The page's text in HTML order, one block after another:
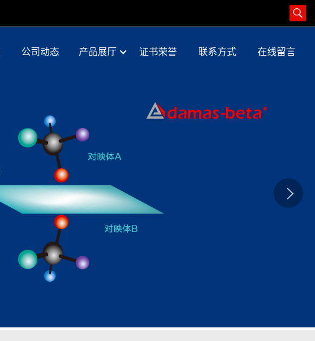
公司动态 产品展厅 证书荣誉 联系方式 在线留言